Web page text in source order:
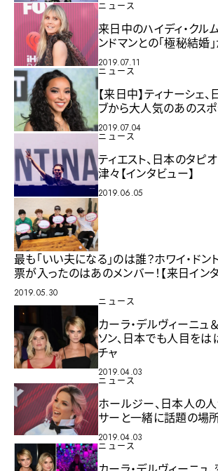
ニュース
来日中のハイディ・クル
ンドマンとの「極秘結婚
2019.07.11
ニュース
【来日中】ティナーシェ
ブから大人気のあのスポ
2019.07.04
ニュース
ティエスト、日本のタピ
津々【インタビュー】
2019.06.05
最も「いい夫になる」のは誰？ホワイ・ドン
票が入ったのはあのメンバー！【来日イン
2019.05.30
ニュース
カーラ・デルヴィーニュ
ソン、日本でも人目をは
チャ
2019.04.03
ニュース
ホールジー、日本人の
サーと一緒に話題の場
2019.04.03
ニュース